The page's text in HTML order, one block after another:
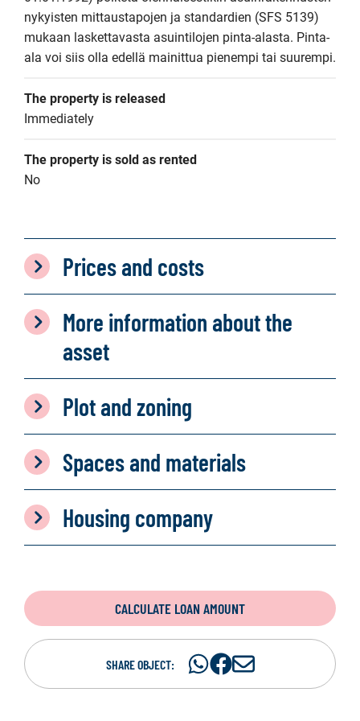
nykyisten mittaustapojen ja standardien (SFS 5139)
mukaan laskettavasta asuintilojen pinta-alasta. Pinta-
ala voi siis olla edellä mainittua pienempi tai suurempi.
The property is released
Immediately
The property is sold as rented
No
Prices and costs
More information about the
asset
Plot and zoning
Spaces and materials
Housing company
CALCULATE LOAN AMOUNT
SHARE OBJECT:
ShareShare
S